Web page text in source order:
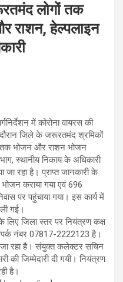
लोगों तक
राशन, हेल्पलाइन
में कोरोना वायरस की
जिले के जरूरतमंद श्रमिकों
तक भोजन और राशन भोजन
स्थानीय निकाय के अधिकारी
जा रहा है। प्राप्त जानकारी के
कराया गया एवं 696
पर पहुंचाया गया। इस कार्य में
गई।
लिए जिला स्तर पर नियंत्रण कक्ष
नंबर 07817-2222123 है।
रहा है। संयुक्त कलेक्टर सचिन
की जिम्मेदारी दी गयी। नियंत्रण
है।